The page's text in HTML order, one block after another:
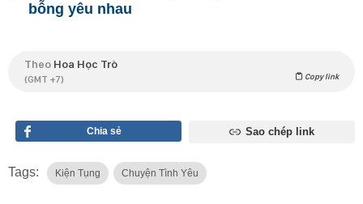
bỗng yêu nhau
Theo Hoa Học Trò
(GMT +7) Copy link
Chia sẻ Sao chép link
Tags: Kiện Tụng Chuyện Tình Yêu